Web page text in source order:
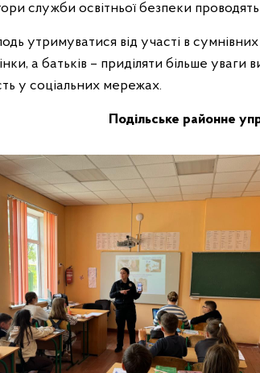
служби освітньої безпеки проводять
утримуватися від участі в
а батьків – приділяти більше уваги
у соціальних мережах.
Подільське районне